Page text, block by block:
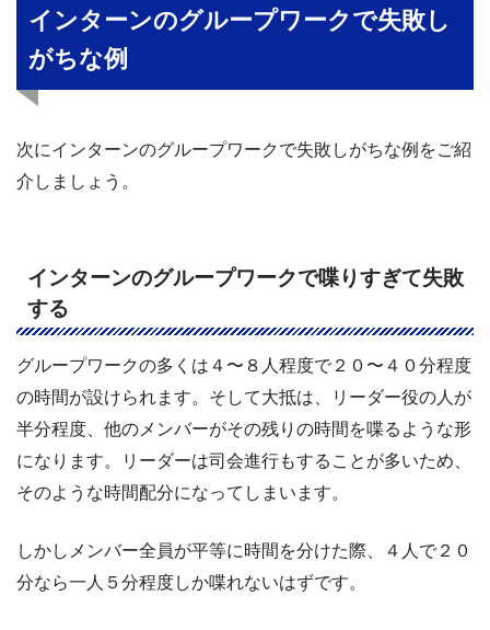
インターンのグループワークで失敗し
がちな例
次にインターンのグループワークで失敗しがちな例をご紹
介しましょう。
インターンのグループワークで喋りすぎて失敗
する
グループワークの多くは４〜８人程度で２０〜４０分程度
の時間が設けられます。そして大抵は、リーダー役の人が
半分程度、他のメンバーがその残りの時間を喋るような形
になります。リーダーは司会進行もすることが多いため、
そのような時間配分になってしまいます。
しかしメンバー全員が平等に時間を分けた際、４人で２０
分なら一人５分程度しか喋れないはずです。